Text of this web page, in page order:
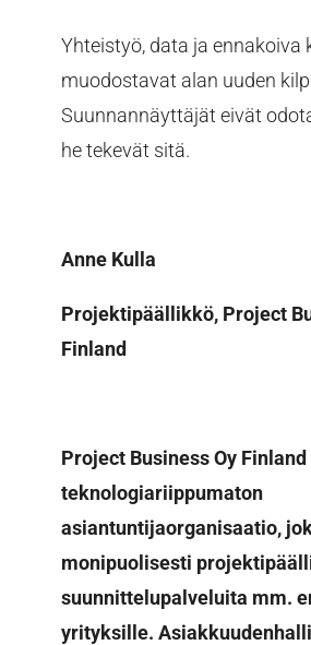
Yhteistyö, data ja ennakoiva
muodostavat alan uuden
Suunnannäyttäjät eivät
he tekevät sitä.
Anne Kulla
Projektipäällikkö, Project
Finland
Project Business Oy Finland
teknologiariippumaton
asiantuntijaorganisaatio,
monipuolisesti
suunnittelupalveluita mm.
yrityksille.